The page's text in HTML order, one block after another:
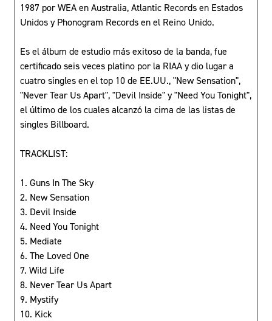
1987 por WEA en Australia, Atlantic Records en Estados
Unidos y Phonogram Records en el Reino Unido.
Es el álbum de estudio más exitoso de la banda, fue
certificado seis veces platino por la RIAA y dio lugar a
cuatro singles en el top 10 de EE.UU., "New Sensation",
"Never Tear Us Apart", "Devil Inside" y "Need You Tonight",
el último de los cuales alcanzó la cima de las listas de
singles Billboard.
TRACKLIST:
1. Guns In The Sky
2. New Sensation
3. Devil Inside
4. Need You Tonight
5. Mediate
6. The Loved One
7. Wild Life
8. Never Tear Us Apart
9. Mystify
10. Kick